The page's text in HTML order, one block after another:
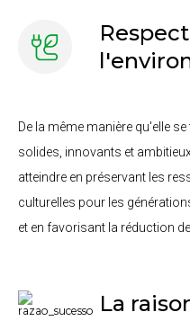
De la même manière qu'elle
solides, innovants et
atteindre en préservant les
culturelles pour les
et en favorisant la réduction
La